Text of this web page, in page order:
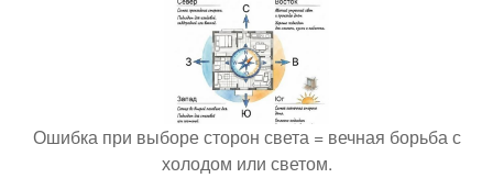
Ошибка при выборе сторон света = вечная борьба с
холодом или светом.